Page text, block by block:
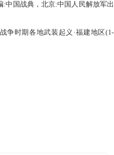
:中国战典，北京:中国人民解放军出
争时期各地武装起义 ·福建地区(1-